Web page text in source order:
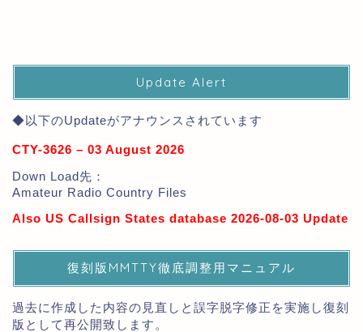
Update Alert
◆以下のUpdateがアナウンスされています
CTY-3626 – 03 August 2026
Down Load先：
Amateur Radio Country Files
Also US Callsign States database 2026-08-03 Update
復刻版MMTTY徹底調整用マニュアル
過去に作成した内容の見直しと誤字脱字修正を実施し復刻
版として再公開致します。